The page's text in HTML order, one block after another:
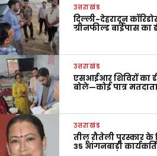
उत्तराखंड
दिल्ली-देहरादून
ग्रीनफील्ड बाईपास का
उत्तराखंड
एसआईआर शिविरों का
बोले—कोई पात्र
उत्तराखंड
तीलू रौतेली पुरस्कार
35 आंगनबाड़ी